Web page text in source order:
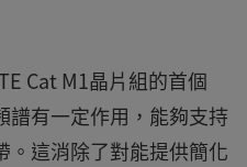
Cat M1晶片組的首個
譜有一定作用，能夠支持
。這消除了對能提供簡化